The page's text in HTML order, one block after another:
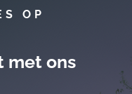
OP
met ons